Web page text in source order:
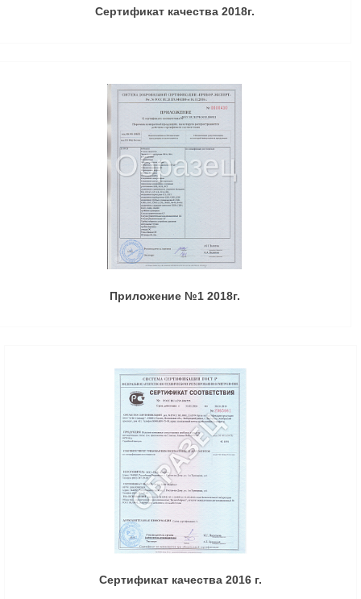
Сертификат качества 2018г.
Приложение №1 2018г.
Сертификат качества 2016 г.